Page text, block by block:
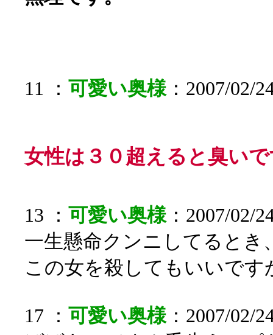
11 ： 可愛い奥様：2007/02/
女性は３０超えると臭い
13 ： 可愛い奥様：2007/02/
一生懸命クンニしてるとき
この女を殺してもいいです
17 ： 可愛い奥様：2007/02/